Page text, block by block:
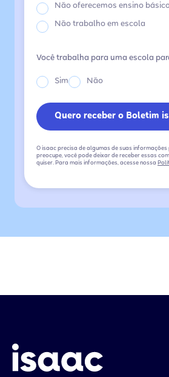
Não oferecemos ensino
Não trabalho em escola
Você trabalha para uma escola
Sim Não
O isaac precisa de algumas de suas
preocupe, você pode deixar de receber essas
quiser. Para mais informações, acesse nossa